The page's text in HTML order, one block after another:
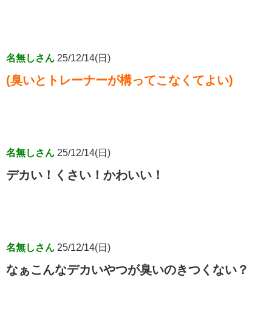
名無しさん 25/12/14(日)
(臭いとトレーナーが構ってこなくてよい)
名無しさん 25/12/14(日)
デカい！くさい！かわいい！
名無しさん 25/12/14(日)
なぁこんなデカいやつが臭いのきつくない？